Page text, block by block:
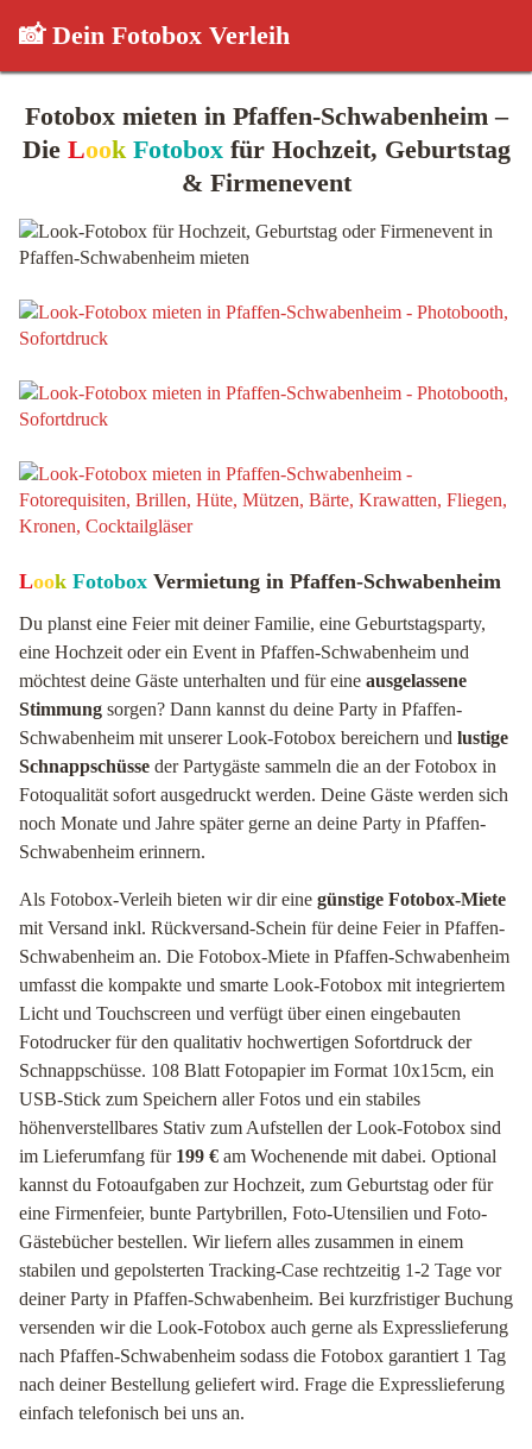
📸 Dein Fotobox Verleih
Fotobox mieten in Pfaffen-Schwabenheim –
Die Look Fotoboxfür Hochzeit, Geburtstag
& Firmenevent
Look Fotobox Vermietung in Pfaffen-Schwabenheim
Du planst eine Feier mit deiner Familie, eine Geburtstagsparty,
eine Hochzeit oder ein Event in Pfaffen-Schwabenheim und
möchtest deine Gäste unterhalten und für eine ausgelassene
Stimmung sorgen? Dann kannst du deine Party in Pfaffen-
Schwabenheim mit unserer Look-Fotobox bereichern und lustige
Schnappschüsse der Partygäste sammeln die an der Fotobox in
Fotoqualität sofort ausgedruckt werden. Deine Gäste werden sich
noch Monate und Jahre später gerne an deine Party in Pfaffen-
Schwabenheim erinnern.
Als Fotobox-Verleih bieten wir dir eine günstige Fotobox-Miete
mit Versand inkl. Rückversand-Schein für deine Feier in Pfaffen-
Schwabenheim an. Die Fotobox-Miete in Pfaffen-Schwabenheim
umfasst die kompakte und smarte Look-Fotobox mit integriertem
Licht und Touchscreen und verfügt über einen eingebauten
Fotodrucker für den qualitativ hochwertigen Sofortdruck der
Schnappschüsse. 108 Blatt Fotopapier im Format 10x15cm, ein
USB-Stick zum Speichern aller Fotos und ein stabiles
höhenverstellbares Stativ zum Aufstellen der Look-Fotobox sind
im Lieferumfang für 199 € am Wochenende mit dabei. Optional
kannst du Fotoaufgaben zur Hochzeit, zum Geburtstag oder für
eine Firmenfeier, bunte Partybrillen, Foto-Utensilien und Foto-
Gästebücher bestellen. Wir liefern alles zusammen in einem
stabilen und gepolsterten Tracking-Case rechtzeitig 1-2 Tage vor
deiner Party in Pfaffen-Schwabenheim. Bei kurzfristiger Buchung
versenden wir die Look-Fotobox auch gerne als Expresslieferung
nach Pfaffen-Schwabenheim sodass die Fotobox garantiert 1 Tag
nach deiner Bestellung geliefert wird. Frage die Expresslieferung
einfach telefonisch bei uns an.